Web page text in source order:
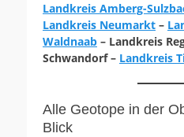
Landkreis Amberg-
Landkreis Neumarkt –
Waldnaab – Landkreis
Schwandorf – Landkreis
Alle Geotope in der
Blick